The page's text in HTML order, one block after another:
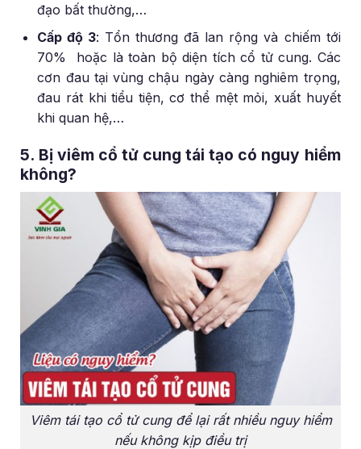
đạo bất thường,…
Cấp độ 3: Tổn thương đã lan rộng và chiếm tới
70% hoặc là toàn bộ diện tích cổ tử cung. Các
cơn đau tại vùng chậu ngày càng nghiêm trọng,
đau rát khi tiểu tiện, cơ thể mệt mỏi, xuất huyết
khi quan hệ,…
5. Bị viêm cổ tử cung tái tạo có nguy hiểm
không?
Viêm tái tạo cổ tử cung để lại rất nhiều nguy hiểm
nếu không kịp điều trị